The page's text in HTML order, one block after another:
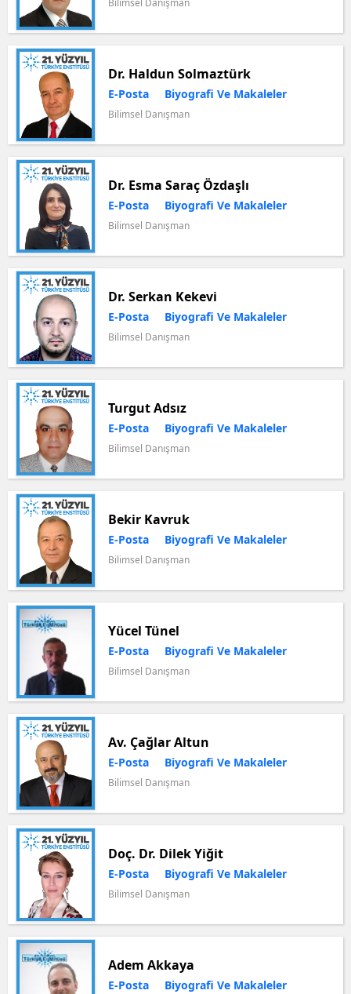
Bilimsel Danışman
Dr. Haldun Solmaztürk
Bilimsel Danışman
E-Posta Biyografi Ve Makaleler
Dr. Esma Saraç Özdaşlı
Bilimsel Danışman
E-Posta Biyografi Ve Makaleler
Dr. Serkan Kekevi
Bilimsel Danışman
E-Posta Biyografi Ve Makaleler
Turgut Adsız
Bilimsel Danışman
E-Posta Biyografi Ve Makaleler
Bekir Kavruk
Bilimsel Danışman
E-Posta Biyografi Ve Makaleler
Yücel Tünel
Bilimsel Danışman
E-Posta Biyografi Ve Makaleler
Av. Çağlar Altun
Bilimsel Danışman
E-Posta Biyografi Ve Makaleler
Doç. Dr. Dilek Yiğit
Bilimsel Danışman
E-Posta Biyografi Ve Makaleler
Adem Akkaya
E-Posta Biyografi Ve Makaleler